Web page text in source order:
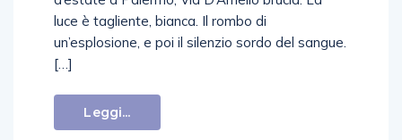
luce è tagliente, bianca. Il rombo di
un’esplosione, e poi il silenzio sordo del sangue.
[…]
Leggi...